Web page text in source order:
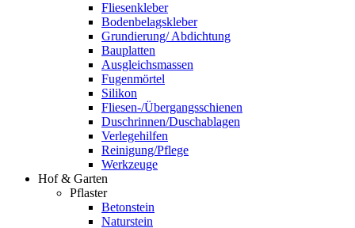
Fliesenkleber
Bodenbelagskleber
Grundierung/ Abdichtung
Bauplatten
Ausgleichsmassen
Fugenmörtel
Silikon
Fliesen-/Übergangsschienen
Duschrinnen/Duschablagen
Verlegehilfen
Reinigung/Pflege
Werkzeuge
Hof & Garten
Pflaster
Betonstein
Naturstein